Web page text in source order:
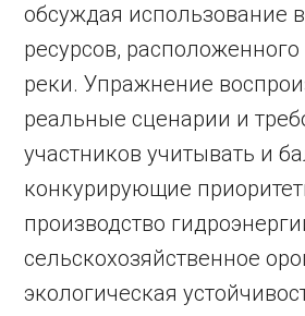
обсуждая использование
ресурсов,
реки. Упражнение
реальные сценарии и
участников учитывать и
конкурирующие
производство
сельскохозяйственное
экологическая